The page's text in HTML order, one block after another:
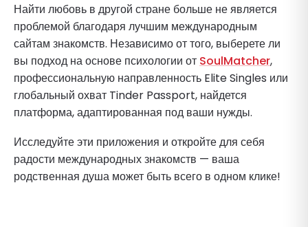
Найти любовь в другой стране больше не является
проблемой благодаря лучшим международным
сайтам знакомств. Независимо от того, выберете ли
вы подход на основе психологии от SoulMatcher,
профессиональную направленность Elite Singles или
глобальный охват Tinder Passport, найдется
платформа, адаптированная под ваши нужды.
Исследуйте эти приложения и откройте для себя
радости международных знакомств — ваша
родственная душа может быть всего в одном клике!